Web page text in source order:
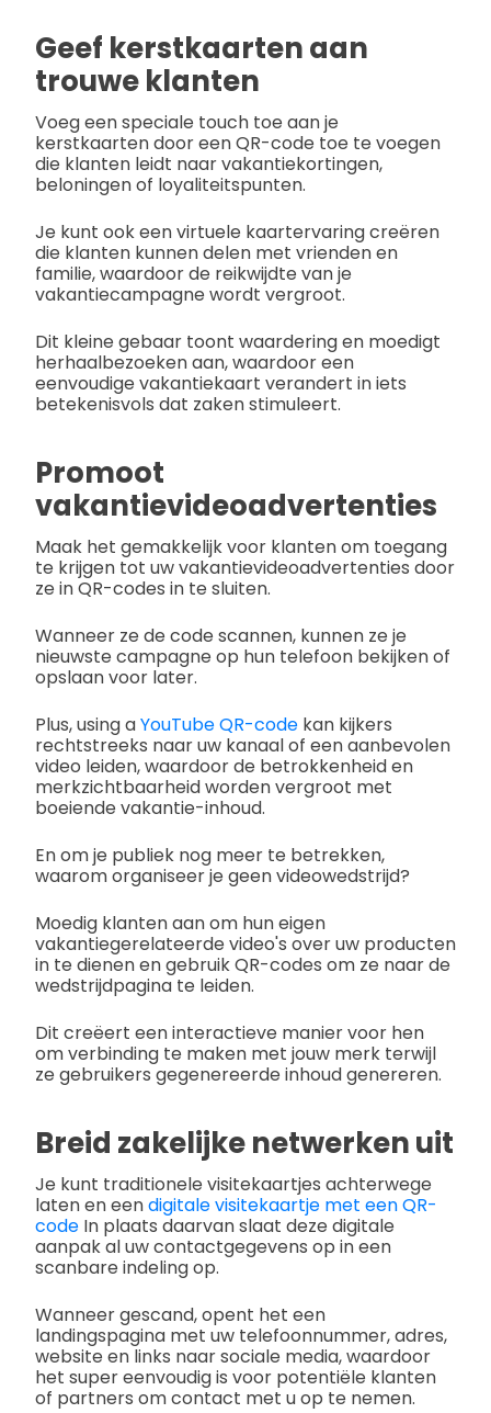
Geef kerstkaarten aan
trouwe klanten
Voeg een speciale touch toe aan je
kerstkaarten door een QR-code toe te voegen
die klanten leidt naar vakantiekortingen,
beloningen of loyaliteitspunten.
Je kunt ook een virtuele kaartervaring creëren
die klanten kunnen delen met vrienden en
familie, waardoor de reikwijdte van je
vakantiecampagne wordt vergroot.
Dit kleine gebaar toont waardering en moedigt
herhaalbezoeken aan, waardoor een
eenvoudige vakantiekaart verandert in iets
betekenisvols dat zaken stimuleert.
Promoot
vakantievideoadvertenties
Maak het gemakkelijk voor klanten om toegang
te krijgen tot uw vakantievideoadvertenties door
ze in QR-codes in te sluiten.
Wanneer ze de code scannen, kunnen ze je
nieuwste campagne op hun telefoon bekijken of
opslaan voor later.
Plus, using aYouTube QR-code kan kijkers
rechtstreeks naar uw kanaal of een aanbevolen
video leiden, waardoor de betrokkenheid en
merkzichtbaarheid worden vergroot met
boeiende vakantie-inhoud.
En om je publiek nog meer te betrekken,
waarom organiseer je geen videowedstrijd?
Moedig klanten aan om hun eigen
vakantiegerelateerde video's over uw producten
in te dienen en gebruik QR-codes om ze naar de
wedstrijdpagina te leiden.
Dit creëert een interactieve manier voor hen
om verbinding te maken met jouw merk terwijl
ze gebruikers gegenereerde inhoud genereren.
Breid zakelijke netwerken uit
Je kunt traditionele visitekaartjes achterwege
laten en eendigitale visitekaartje met een QR-
code In plaats daarvan slaat deze digitale
aanpak al uw contactgegevens op in een
scanbare indeling op.
Wanneer gescand, opent het een
landingspagina met uw telefoonnummer, adres,
website en links naar sociale media, waardoor
het super eenvoudig is voor potentiële klanten
of partners om contact met u op te nemen.